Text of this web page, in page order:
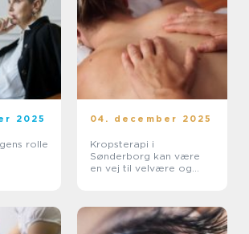
2025
rolle
04. december 2025
Kropsterapi i
Sønderborg kan være
en vej til velvære og